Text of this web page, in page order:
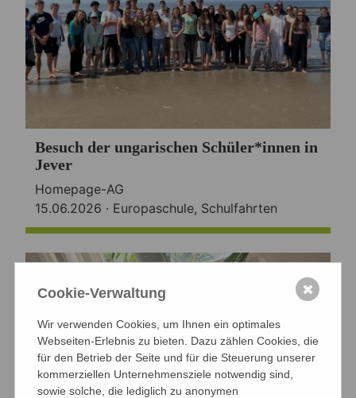
Besuch der ungarischen Schüler*innen in
Jever
Homepage-AG
15.06.2026 · Europaschule, Schulfahrten
Cookie-Verwaltung
Wir verwenden Cookies, um Ihnen ein optimales
Webseiten-Erlebnis zu bieten. Dazu zählen Cookies, die
für den Betrieb der Seite und für die Steuerung unserer
kommerziellen Unternehmensziele notwendig sind,
sowie solche, die lediglich zu anonymen
✖